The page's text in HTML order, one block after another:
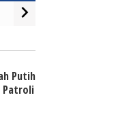
Putih
Patroli